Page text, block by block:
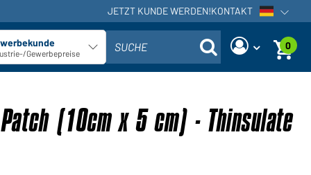
JETZT KUNDE WERDEN!KONTAKT
Kundentyp auswählen
Gewerbepreise
SUCHE
bereits ein Kundenkonto?
Benutzername:
Benutzername:
0
(10cm x 5 cm) - Thinsulate